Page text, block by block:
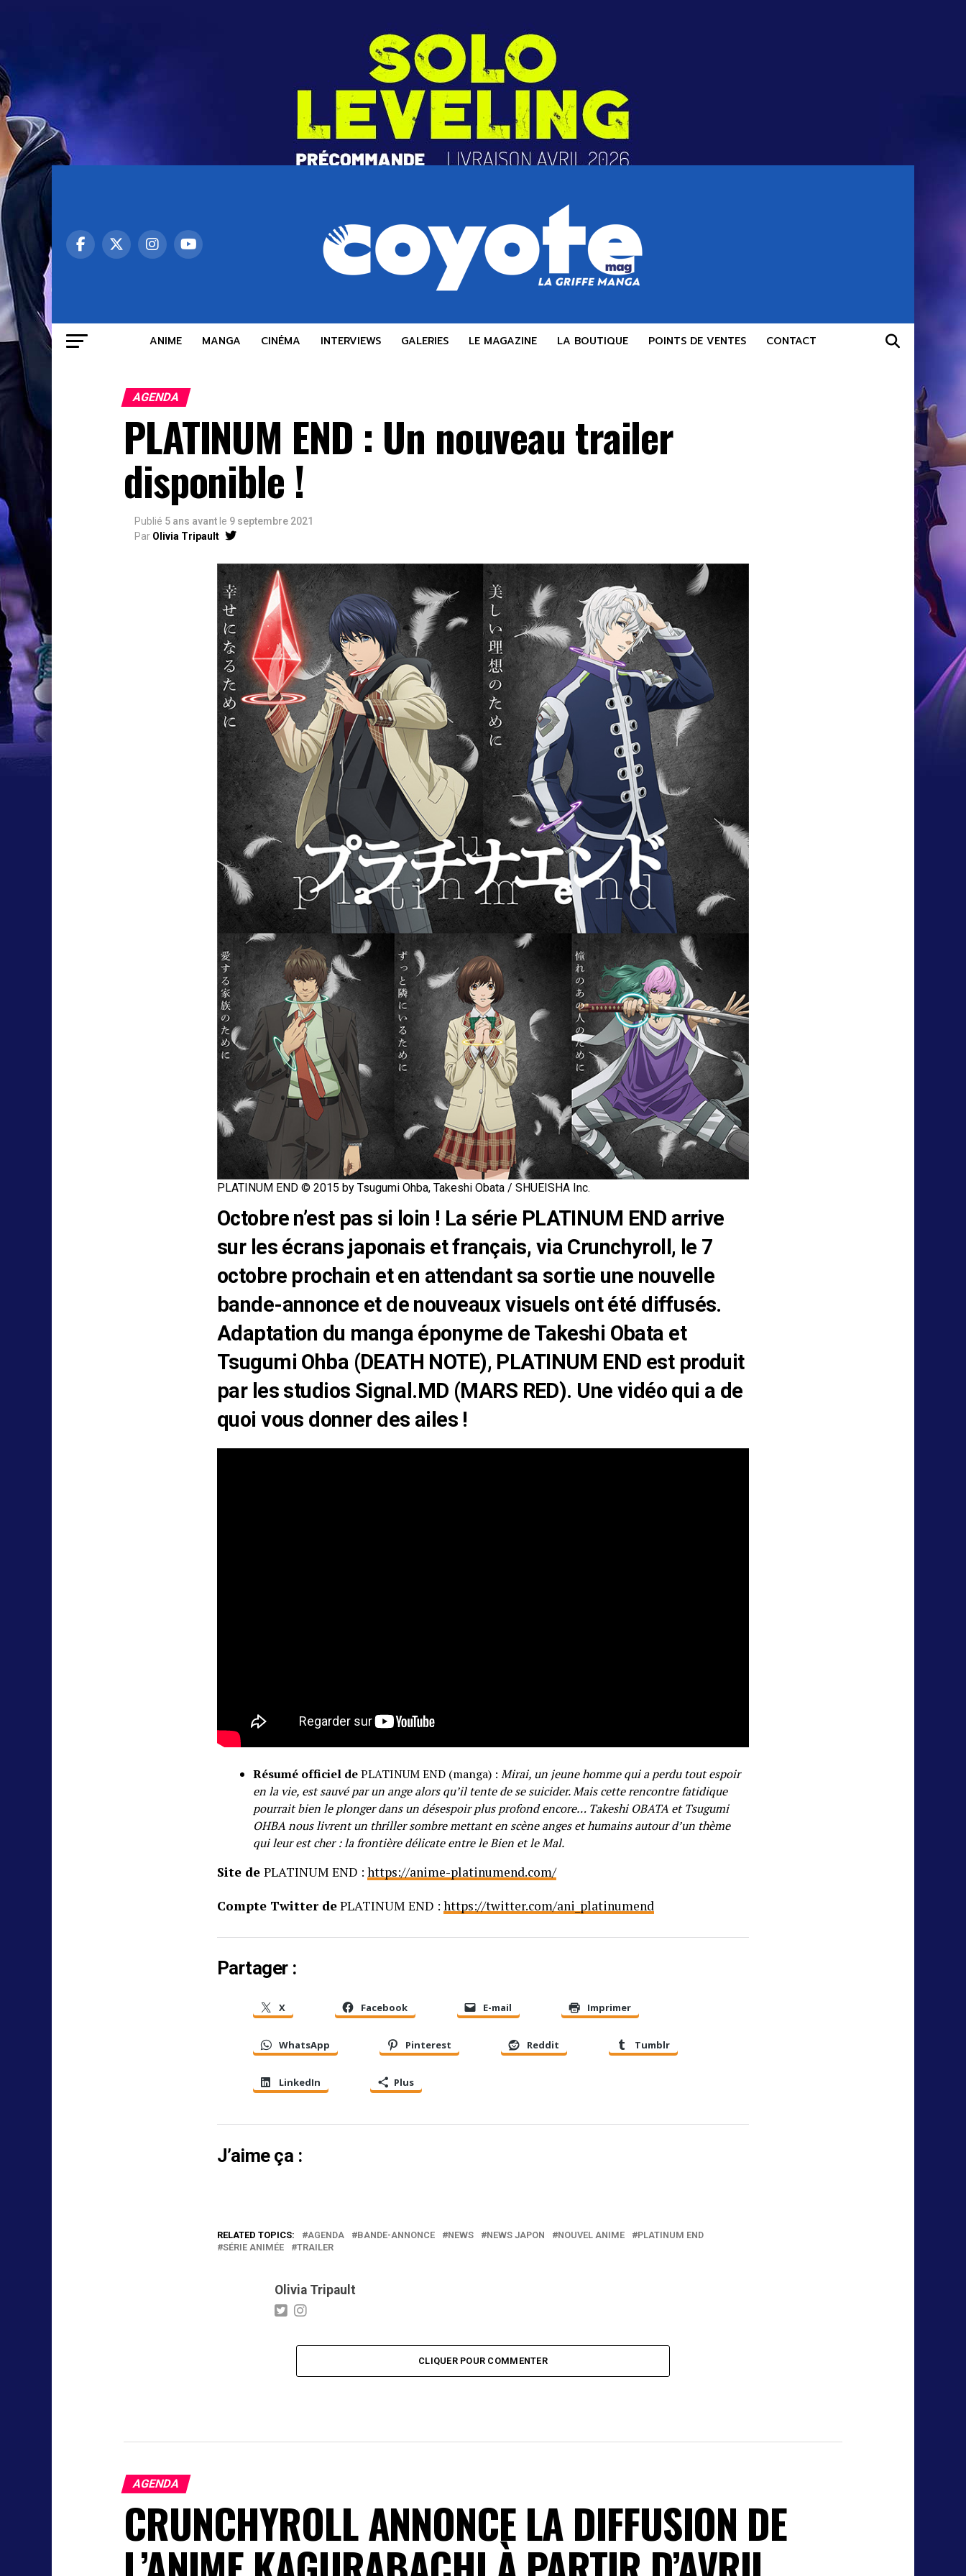
ANIME MANGA CINÉMA INTERVIEWS GALERIES LE MAGAZINE LA BOUTIQUE POINTS DE VENTES CONTACT
AGENDA
PLATINUM END : Un nouveau trailer
disponible !
Publié 5 ans avant le 9 septembre 2021
Par Olivia Tripault
PLATINUM END © 2015 by Tsugumi Ohba, Takeshi Obata / SHUEISHA Inc.
Octobre n’est pas si loin ! La série PLATINUM END arrive
sur les écrans japonais et français, via Crunchyroll, le 7
octobre prochain et en attendant sa sortie une nouvelle
bande-annonce et de nouveaux visuels ont été diffusés.
Adaptation du manga éponyme de Takeshi Obata et
Tsugumi Ohba (DEATH NOTE), PLATINUM END est produit
par les studios Signal.MD (MARS RED). Une vidéo qui a de
quoi vous donner des ailes !
Résumé officiel dePLATINUM END (manga) : Mirai, un jeune homme qui a perdu tout espoir
en la vie, est sauvé par un ange alors qu’il tente de se suicider. Mais cette rencontre fatidique
pourrait bien le plonger dans un désespoir plus profond encore… Takeshi OBATA et Tsugumi
OHBA nous livrent un thriller sombre mettant en scène anges et humains autour d’un thème
qui leur est cher : la frontière délicate entre le Bien et le Mal.
Site de PLATINUM END : https://anime-platinumend.com/
Compte Twitter dePLATINUM END : https://twitter.com/ani_platinumend
Partager :
X Facebook E-mail Imprimer
WhatsApp Pinterest Reddit Tumblr
LinkedIn Plus
J’aime ça :
RELATED TOPICS: AGENDA BANDE-ANNONCE NEWS NEWS JAPON NOUVEL ANIME
PLATINUM END
SÉRIE ANIMÉE
TRAILER
Olivia Tripault
CLIQUER POUR COMMENTER
AGENDA
CRUNCHYROLL ANNONCE LA DIFFUSION DE